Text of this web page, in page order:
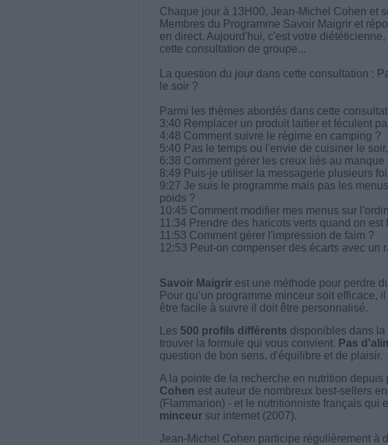
Chaque jour à 13H00, Jean-Michel Cohen et
Membres du Programme Savoir Maigrir et
en direct. Aujourd'hui, c'est votre
cette consultation de groupe...
La question du jour dans cette consultation :
le soir ?
Parmi les thèmes abordés dans cette
3:40 Remplacer un produit laitier et féculent
4:48 Comment suivre le régime en camping ?
5:40 Pas le temps ou l'envie de cuisiner le
6:38 Comment gérer les creux liés au manque
8:49 Puis-je utiliser la messagerie plusieurs
9:27 Je suis le programme mais pas les
poids ?
10:45 Comment modifier mes menus sur
11:34 Prendre des haricots verts quand on est
11:53 Comment gérer l'impression de faim ?
12:53 Peut-on compenser des écarts avec un
Savoir Maigrirest une méthode pour perdre
Pour qu’un programme minceur soit efficace,
être facile à suivre il doit être personnalisé.
Les 500 profils différents disponibles dans la
trouver la formule qui vous convient. Pas
question de bon sens, d'équilibre et de plaisir.
A la pointe de la recherche en nutrition depuis
Cohen est auteur de nombreux best-sellers
(Flammarion) - et le nutritionniste français qui
minceursur internet (2007).
Jean-Michel Cohen participe régulièrement à